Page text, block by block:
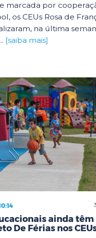
marcada por
os CEUs Rosa de
na última
[saiba mais]
ainda têm
De Férias nos